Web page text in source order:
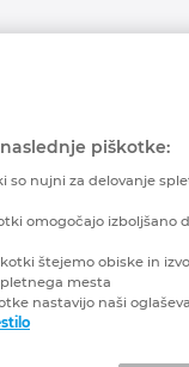
za
piškotke:
so nujni za delovanje
omogočajo izboljšano
štejemo obiske in
mesta
nastavijo naši